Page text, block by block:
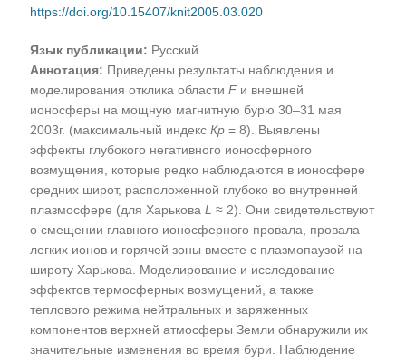
https://doi.org/10.15407/knit2005.03.020
Язык публикации: Русский
Аннотация: Приведены результаты наблюдения и
моделирования отклика областиF и внешней
ионосферы на мощную магнитную бурю 30–31 мая
2003г. (максимальный индексКр = 8). Выявлены
эффекты глубокого негативного ионосферного
возмущения, которые редко наблюдаются в ионосфере
средних широт, расположенной глубоко во внутренней
плазмосфере (для ХарьковаL ≈ 2). Они свидетельствуют
о смещении главного ионосферного провала, провала
легких ионов и горячей зоны вместе с плазмопаузой на
широту Харькова. Моделирование и исследование
эффектов термосферных возмущений, а также
теплового режима нейтральных и заряженных
компонентов верхней атмосферы Земли обнаружили их
значительные изменения во время бури. Наблюдение